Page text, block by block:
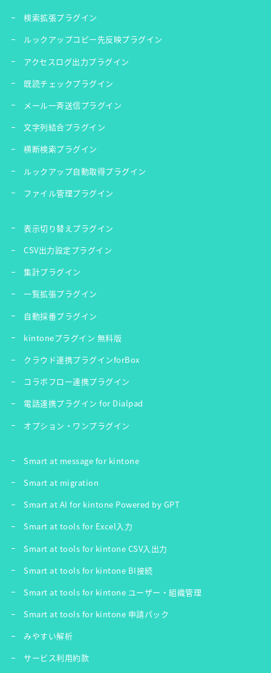
検索拡張プラグイン
ルックアップコピー先反映プラグイン
アクセスログ出力プラグイン
既読チェックプラグイン
メール一斉送信プラグイン
文字列結合プラグイン
横断検索プラグイン
ルックアップ自動取得プラグイン
ファイル管理プラグイン
表示切り替えプラグイン
CSV出力設定プラグイン
集計プラグイン
一覧拡張プラグイン
自動採番プラグイン
kintoneプラグイン 無料版
クラウド連携プラグインforBox
コラボフロー連携プラグイン
電話連携プラグイン for Dialpad
オプション・ワンプラグイン
Smart at message for kintone
Smart at migration
Smart at AI for kintone Powered by GPT
Smart at tools for Excel入力
Smart at tools for kintone CSV入出力
Smart at tools for kintone BI接続
Smart at tools for kintone ユーザー・組織管理
Smart at tools for kintone 申請パック
みやすい解析
サービス利用約款